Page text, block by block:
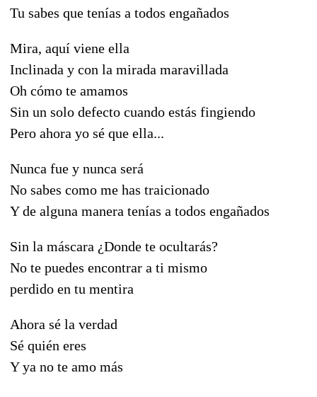
Tu sabes que tenías a todos engañados
Mira, aquí viene ella
Inclinada y con la mirada maravillada
Oh cómo te amamos
Sin un solo defecto cuando estás fingiendo
Pero ahora yo sé que ella...
Nunca fue y nunca será
No sabes como me has traicionado
Y de alguna manera tenías a todos engañados
Sin la máscara ¿Donde te ocultarás?
No te puedes encontrar a ti mismo
perdido en tu mentira
Ahora sé la verdad
Sé quién eres
Y ya no te amo más